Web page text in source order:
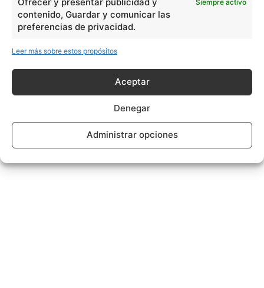
contenido, Guardar y comunicar las
preferencias de privacidad.
Siempre activo
Leer más sobre estos propósitos
Aceptar
Denegar
Administrar opciones